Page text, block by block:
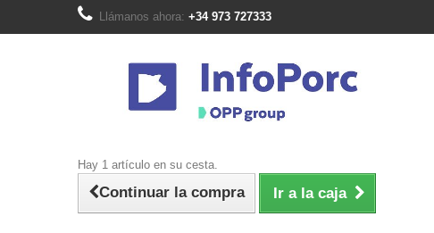
Llámanos ahora: +34 973 727333
Hay 1 artículo en su cesta.
Continuar la compra Ir a la caja